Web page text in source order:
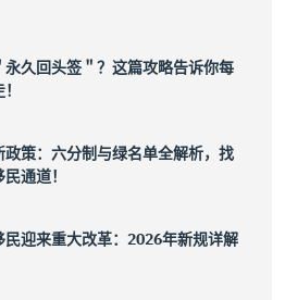
永久回头签＂？这篇攻略告诉你每
政策：六分制与绿名单全解析，找
通道！
民迎来重大改革：2026年新规详解